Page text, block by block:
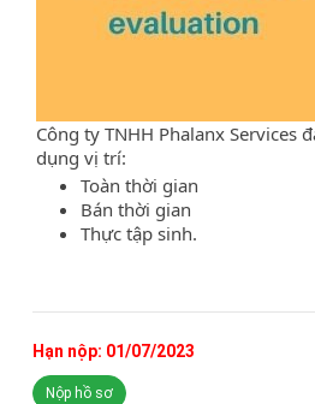
Công ty TNHH Phalanx Services
dụng vị trí:
Toàn thời gian
Bán thời gian
Thực tập sinh.
Hạn nộp: 01/07/2023
Nộp hồ sơ